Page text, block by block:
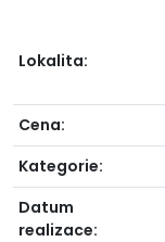
Lokalita:
Cena:
Kategorie:
Datum
realizace: